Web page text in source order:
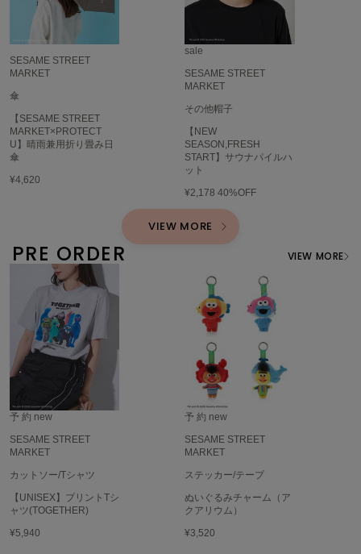
USAGI Gallery
ウサギギャラリー
USAGI Gift
ウサギギフト
USAGI Item
ウサギアイテム
USAGI Vintage
ウサギヴィンテージ
SESAME STREET
MARKET
傘
【SESAME STREET
MARKET×PROTECT
U】晴雨兼用折り畳み日
傘
¥4,620
sale
SESAME STREET
MARKET
その他帽子
【NEW
SEASON,FRESH
START】サウナパイルハ
ット
¥2,17840%OFF
VIEW MORE
PRE ORDER VIEW MORE
予 約 new
SESAME STREET
MARKET
カットソー/Tシャツ
【UNISEX】プリントTシ
ャツ(TOGETHER)
¥5,940
予 約 new
SESAME STREET
MARKET
ステッカー/テープ
ぬいぐるみチャーム（ア
クアリウム）
¥3,520